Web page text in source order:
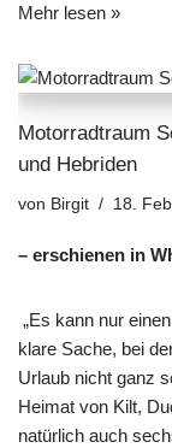
Mehr lesen »
Motorradtraum
und Hebriden
von Birgit 18.
– erschienen in
„Es kann nur
klare Sache, bei
Urlaub nicht ganz
Heimat von Kilt,
natürlich auch